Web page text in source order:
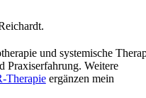
und systemische
Weitere
Therapieergänzen mein